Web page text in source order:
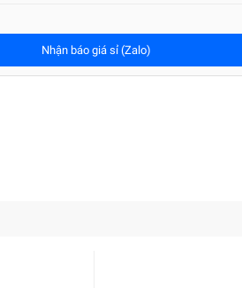
Nhận báo giá sỉ (Zalo)